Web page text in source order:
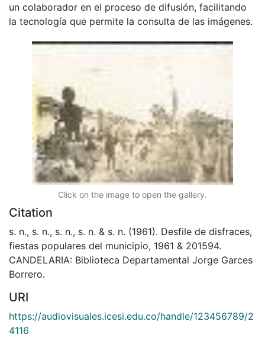
un colaborador en el proceso de difusión, facilitando
la tecnología que permite la consulta de las imágenes.
Click on the image to open the gallery.
Citation
s. n., s. n., s. n., s. n. & s. n. (1961). Desfile de disfraces,
fiestas populares del municipio, 1961 & 201594.
CANDELARIA: Biblioteca Departamental Jorge Garces
Borrero.
URI
https://audiovisuales.icesi.edu.co/handle/123456789/2
4116